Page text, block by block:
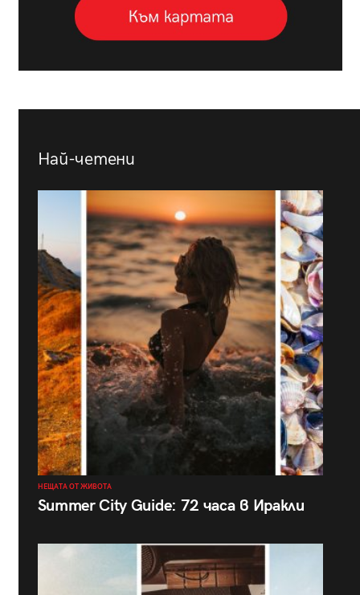
Най-четени
НЕЩАТА ОТ ЖИВОТА
Summer City Guide: 72 часа в Иракли